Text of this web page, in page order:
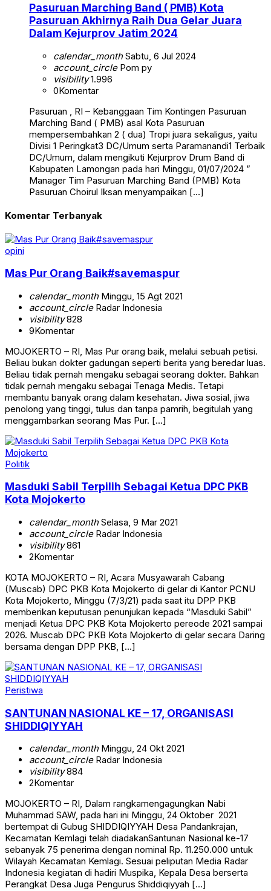
Pasuruan Marching Band ( PMB) Kota
Pasuruan Akhirnya Raih Dua Gelar Juara
Dalam Kejurprov Jatim 2024
calendar_monthSabtu, 6 Jul 2024
account_circlePom py
visibility1.996
0Komentar
Pasuruan , RI – Kebanggaan Tim Kontingen Pasuruan
Marching Band ( PMB) asal Kota Pasuruan
mempersembahkan 2 ( dua) Tropi juara sekaligus, yaitu
Divisi 1 Peringkat3 DC/Umum serta Paramanandi1 Terbaik
DC/Umum, dalam mengikuti Kejurprov Drum Band di
Kabupaten Lamongan pada hari Minggu, 01/07/2024 ”
Manager Tim Pasuruan Marching Band (PMB) Kota
Pasuruan Choirul Iksan menyampaikan […]
Komentar Terbanyak
opini
Mas Pur Orang Baik#savemaspur
calendar_monthMinggu, 15 Agt 2021
account_circleRadar Indonesia
visibility828
9Komentar
MOJOKERTO – RI, Mas Pur orang baik, melalui sebuah petisi.
Beliau bukan dokter gadungan seperti berita yang beredar luas.
Beliau tidak pernah mengaku sebagai seorang dokter. Bahkan
tidak pernah mengaku sebagai Tenaga Medis. Tetapi
membantu banyak orang dalam kesehatan. Jiwa sosial, jiwa
penolong yang tinggi, tulus dan tanpa pamrih, begitulah yang
menggambarkan seorang Mas Pur. […]
Politik
Masduki Sabil Terpilih Sebagai Ketua DPC PKB
Kota Mojokerto
calendar_monthSelasa, 9 Mar 2021
account_circleRadar Indonesia
visibility861
2Komentar
KOTA MOJOKERTO – RI, Acara Musyawarah Cabang
(Muscab) DPC PKB Kota Mojokerto di gelar di Kantor PCNU
Kota Mojokerto, Minggu (7/3/21) pada saat itu DPP PKB
memberikan keputusan penunjukan kepada “Masduki Sabil”
menjadi Ketua DPC PKB Kota Mojokerto pereode 2021 sampai
2026. Muscab DPC PKB Kota Mojokerto di gelar secara Daring
bersama dengan DPP PKB, […]
Peristiwa
SANTUNAN NASIONAL KE – 17, ORGANISASI
SHIDDIQIYYAH
calendar_monthMinggu, 24 Okt 2021
account_circleRadar Indonesia
visibility884
2Komentar
MOJOKERTO – RI, Dalam rangkamengagungkan Nabi
Muhammad SAW, pada hari ini Minggu, 24 Oktober 2021
bertempat di Gubug SHIDDIQIYYAH Desa Pandankrajan,
Kecamatan Kemlagi telah diadakanSantunan Nasional ke-17
sebanyak 75 penerima dengan nominal Rp. 11.250.000 untuk
Wilayah Kecamatan Kemlagi. Sesuai peliputan Media Radar
Indonesia kegiatan di hadiri Muspika, Kepala Desa berserta
Perangkat Desa Juga Pengurus Shiddiqiyyah […]